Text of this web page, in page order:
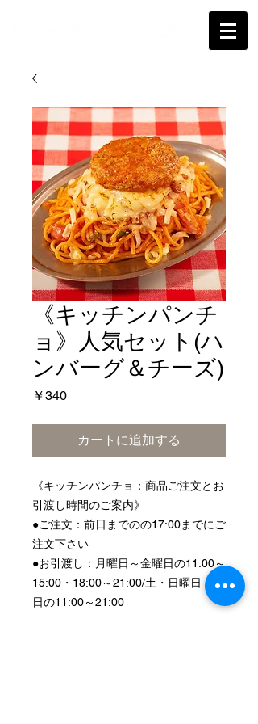
《キッチンパンチ
ョ》人気セット(ハ
ンバーグ＆チーズ)
￥340価
カートに追加する
《キッチンパンチョ：商品ご注文とお
引渡し時間のご案内》
●ご注文：前日までのの17:00までにご
注文下さい
●お引渡し：月曜日～金曜日の11:00～
15:00・18:00～21:00/土・日曜日・祝
日の11:00～21:00